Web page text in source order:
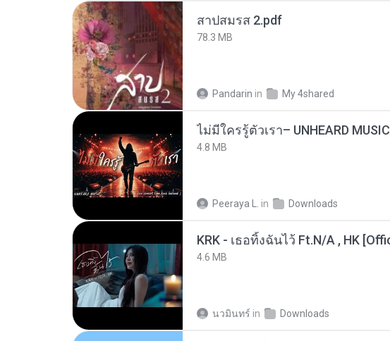
สาปสมรส 2.pdf
78.3 MB
Pandarin in My 4shared
4.8 MB
Peeraya L. in Downloads
4.6 MB
นวมินทร์ in Downloads